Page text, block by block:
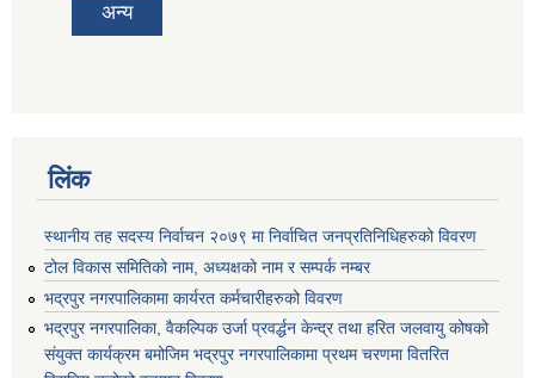
अन्य
लिंक
स्थानीय तह सदस्य निर्वाचन २०७९ मा निर्वाचित जनप्रतिनिधिहरुको विवरण
टोल विकास समितिको नाम, अध्यक्षको नाम र सम्पर्क नम्बर
भद्रपुर नगरपालिकामा कार्यरत कर्मचारीहरुको विवरण
भद्रपुर नगरपालिका, वैकल्पिक उर्जा प्रवर्द्धन केन्द्र तथा हरित जलवायु कोषको
संयुक्त कार्यक्रम बमोजिम भद्रपुर नगरपालिकामा प्रथम चरणमा वितरित